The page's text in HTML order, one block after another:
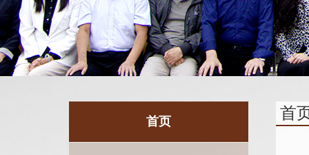
首页
首